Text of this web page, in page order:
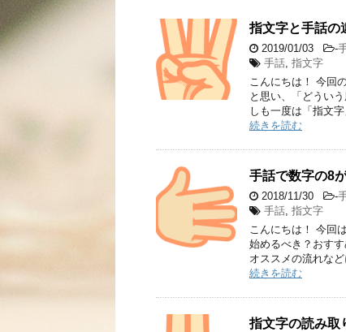
指文字と手話の
2019/01/03 -
手話, 指文字
こんにちは！ 今回
と思い、「どうい
しも一度は「指文
続きを読む
手話で数字の8
2018/11/30 -
手話, 指文字
こんにちは！ 今回
始めるべき？おす
オススメの流れな
続きを読む
指文字の読み取